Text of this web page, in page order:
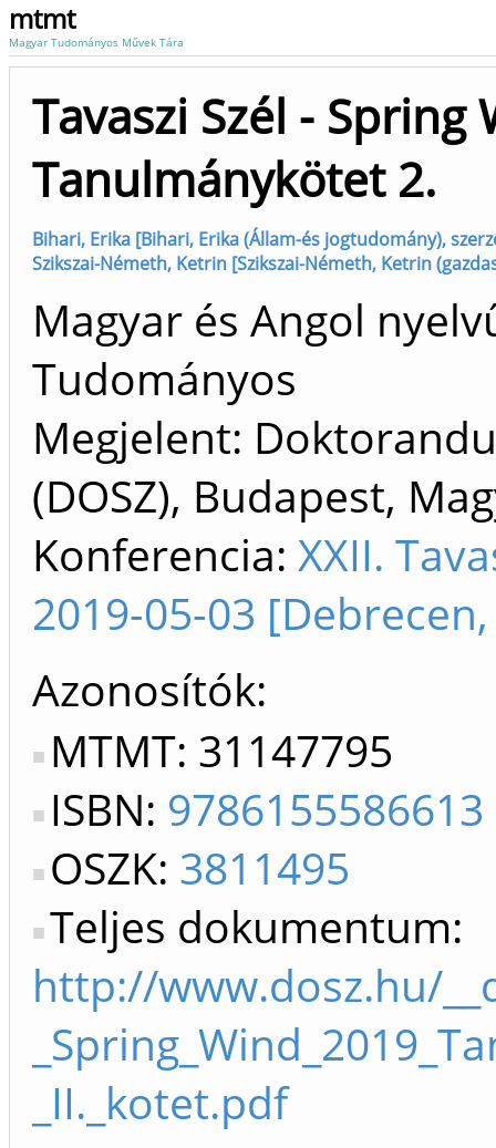
mtmt
Magyar Tudományos Művek Tára
Tavaszi Szél - Spring
Tanulmánykötet 2.
Bihari, Erika [Bihari, Erika (Állam-és jogtudomány),
Szikszai-Németh, Ketrin [Szikszai-Németh, Ketrin
Magyar és Angol
Tudományos
Megjelent:
(DOSZ), Budapest,
Konferencia: XXII.
2019-05-03
Azonosítók
MTMT: 31147795
ISBN: 9786155586613
OSZK: 3811495
Teljes dokumentum:
http://www.dosz.hu/
_II._kotet.pdf